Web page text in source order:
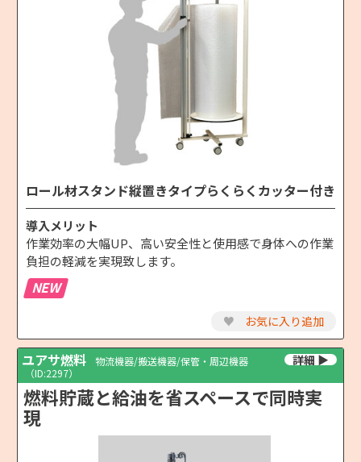
ロール材スタンド縦置きタイプらくらくカッター付き
導入メリット
作業効率の大幅UP、高い安全性と使用感で身体への作業
負担の軽減を実現致します。
NEW
♥ お気に入り追加
ユアサ燃料
物流機器/搬送機器/保管・周辺機器
（ID:2297）
燃料貯蔵と給油を省スペースで同時実
現